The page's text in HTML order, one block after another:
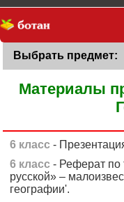
Выбрать предмет:
Материалы
6 класс -
6 класс - Реферат по
русской» –
географии'.